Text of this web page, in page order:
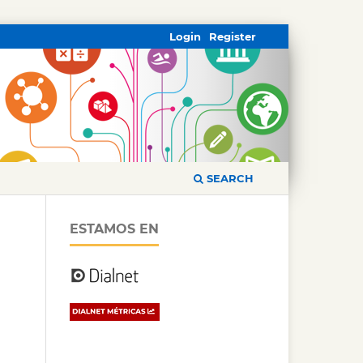
SEARCH
Register
Login
ESTAMOS EN